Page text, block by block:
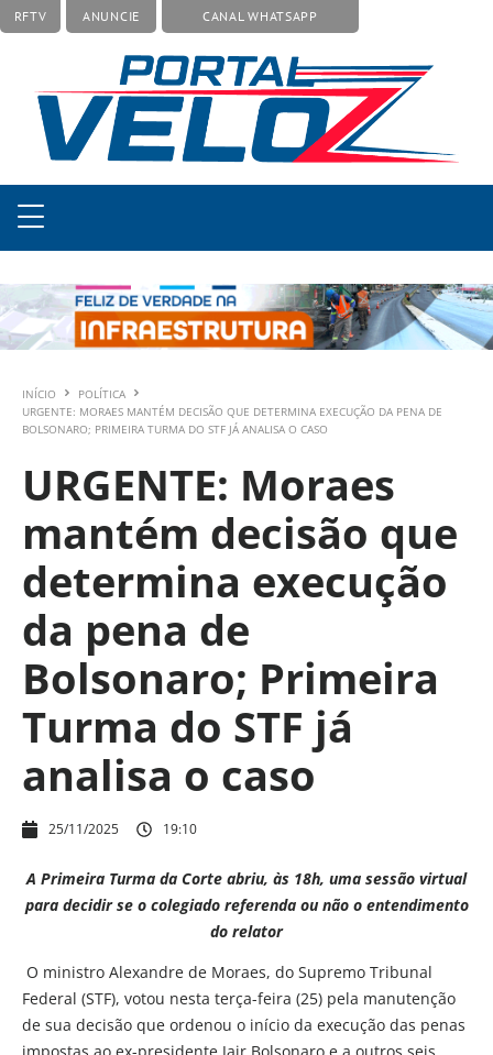
RFTV ANUNCIE CANAL WHATSAPP
INÍCIO
POLÍTICA
URGENTE: MORAES MANTÉM DECISÃO QUE DETERMINA EXECUÇÃO DA PENA DE
BOLSONARO; PRIMEIRA TURMA DO STF JÁ ANALISA O CASO
URGENTE: Moraes
mantém decisão que
determina execução
da pena de
Bolsonaro; Primeira
Turma do STF já
analisa o caso
25/11/2025 19:10
A Primeira Turma da Corte abriu, às 18h, uma sessão virtual
para decidir se o colegiado referenda ou não o entendimento
do relator
O ministro Alexandre de Moraes, do Supremo Tribunal
Federal (STF), votou nesta terça-feira (25) pela manutenção
de sua decisão que ordenou o início da execução das penas